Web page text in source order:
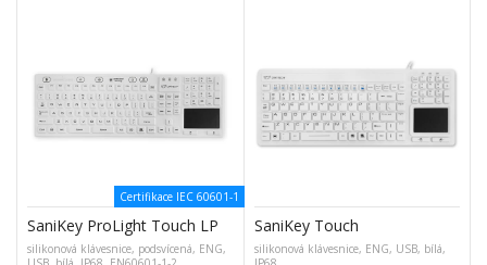
Certifikace IEC 60601-1
SaniKey ProLight Touch LP
silikonová klávesnice, podsvícená, ENG,
SaniKey Touch
silikonová klávesnice, ENG, USB, bílá,